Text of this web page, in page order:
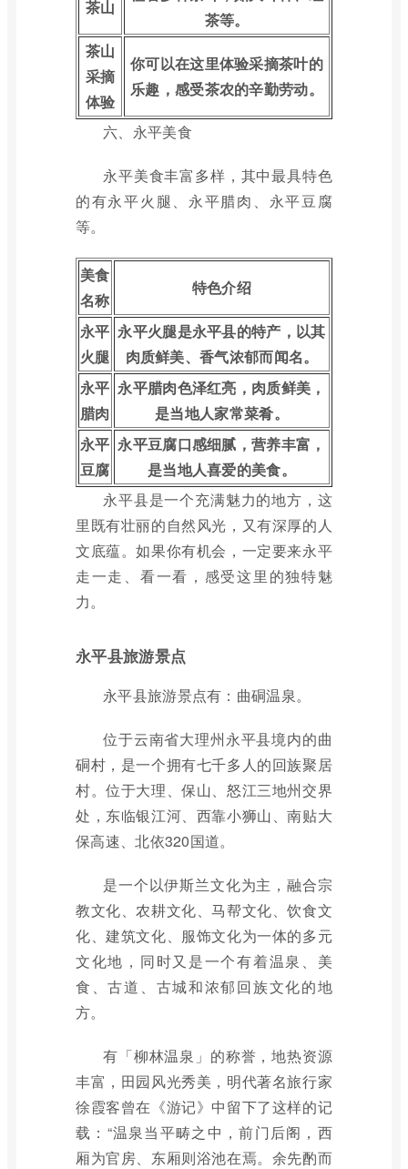
茶山
茶等。
茶山
采摘
体验
你可以在这里体验采摘茶叶的
乐趣，感受茶农的辛勤劳动。
六、永平美食
永平美食丰富多样，其中最具特色
的有永平火腿、永平腊肉、永平豆腐
等。
美食
名称
特色介绍
永平
火腿
永平火腿是永平县的特产，以其
肉质鲜美、香气浓郁而闻名。
永平
腊肉
永平腊肉色泽红亮，肉质鲜美，
是当地人家常菜肴。
永平
豆腐
永平豆腐口感细腻，营养丰富，
是当地人喜爱的美食。
永平县是一个充满魅力的地方，这
里既有壮丽的自然风光，又有深厚的人
文底蕴。如果你有机会，一定要来永平
走一走、看一看，感受这里的独特魅
力。
永平县旅游景点
永平县旅游景点有：曲硐温泉。
位于云南省大理州永平县境内的曲
硐村，是一个拥有七千多人的回族聚居
村。位于大理、保山、怒江三地州交界
处，东临银江河、西靠小狮山、南贴大
保高速、北依320国道。
是一个以伊斯兰文化为主，融合宗
教文化、农耕文化、马帮文化、饮食文
化、建筑文化、服饰文化为一体的多元
文化地，同时又是一个有着温泉、美
食、古道、古城和浓郁回族文化的地
方。
有「柳林温泉」的称誉，地热资源
丰富，田园风光秀美，明代著名旅行家
徐霞客曾在《游记》中留下了这样的记
载：“温泉当平畴之中，前门后阁，西
厢为官房、东厢则浴池在焉。余先酌而